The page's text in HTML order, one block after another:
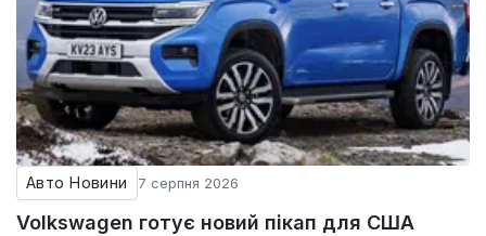
Авто Новини 7 серпня 2026
Volkswagen готує новий пікап для США